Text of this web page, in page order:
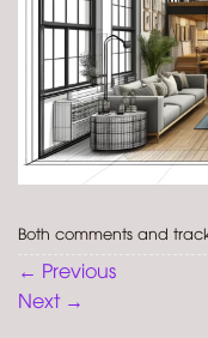
Both comments and
← Previous
Next →